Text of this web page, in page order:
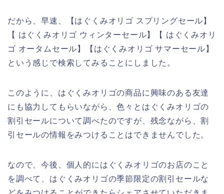
だから、早速、【はぐくみオリゴ スプリングセール】
【 はぐくみオリゴ ウィンターセール】【 はぐくみオリ
ゴ オータムセール】【はぐくみオリゴ サマーセール】
という感じで検索してみることにしました。
このように、はぐくみオリゴの商品に興味のある友達
にも協力してもらいながら、色々とはぐくみオリゴの
割引セールについて調べたのですが、残念ながら、割
引セールの情報をみつけることはできませんでした。
なので、今後、個人的にはぐくみオリゴのお店のこと
を調べて、はぐくみオリゴの季節限定の割引セールな